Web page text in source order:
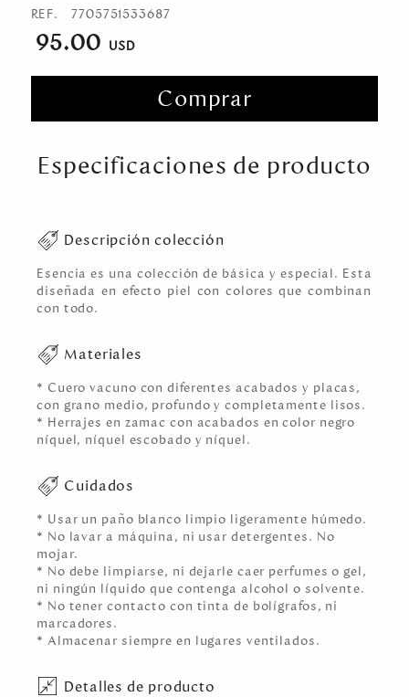
REF. 7705751533687
95.00
Comprar
Especificaciones de producto
Descripción colección
Esencia es una colección de básica y especial. Esta
diseñada en efecto piel con colores que combinan
con todo.
Materiales
* Cuero vacuno con diferentes acabados y placas,
con grano medio, profundo y completamente lisos.
* Herrajes en zamac con acabados en color negro
níquel, níquel escobado y níquel.
Cuidados
* Usar un paño blanco limpio ligeramente húmedo.
* No lavar a máquina, ni usar detergentes. No
mojar.
* No debe limpiarse, ni dejarle caer perfumes o gel,
ni ningún líquido que contenga alcohol o solvente.
* No tener contacto con tinta de bolígrafos, ni
marcadores.
* Almacenar siempre en lugares ventilados.
Detalles de producto